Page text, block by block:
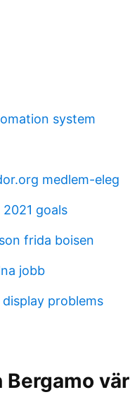
system
medlem-eleg
goals
frida boisen
jobb
problems
Bergamo